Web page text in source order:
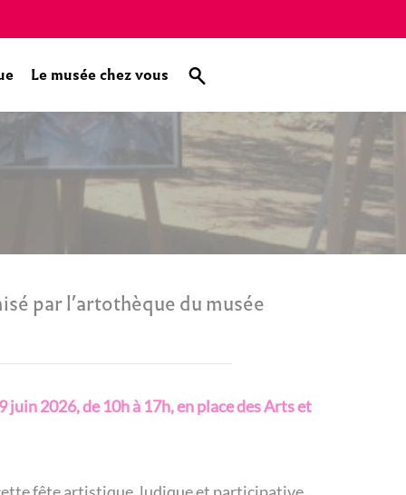
Le musée chez vous
par l’artothèque du musée
juin 2026, de 10h à 17h, en place des Arts et